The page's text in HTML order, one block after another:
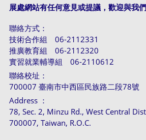
展處網站有任何意見或提議，歡迎與我們
聯絡方式：
技術合作組 06-2112331
推廣教育組 06-2112320
實習就業輔導組 06-2110612
聯絡校址：
700007 臺南市中西區民族路二段78號
Address ：
78, Sec. 2, Minzu Rd., West Central
700007, Taiwan, R.O.C.